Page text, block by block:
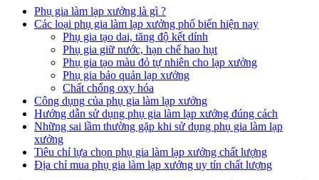
Phụ gia làm lạp xưởng là gì ?
Các loại phụ gia làm lạp xưởng phổ biến hiện nay
Phụ gia tạo dai, tăng độ kết dính
Phụ gia giữ nước, hạn chế hao hụt
Phụ gia tạo màu đỏ tự nhiên cho lạp xưởng
Phụ gia bảo quản lạp xưởng
Chất chống oxy hóa
Công dụng của phụ gia làm lạp xưởng
Hướng dẫn sử dụng phụ gia làm lạp xưởng đúng cách
Những sai lầm thường gặp khi sử dụng phụ gia làm lạp
xưởng
Tiêu chí lựa chọn phụ gia làm lạp xưởng chất lượng
Địa chỉ mua phụ gia làm lạp xưởng uy tín chất lượng